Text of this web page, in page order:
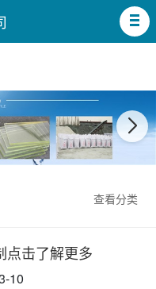
查看分类
点击了解更多
10